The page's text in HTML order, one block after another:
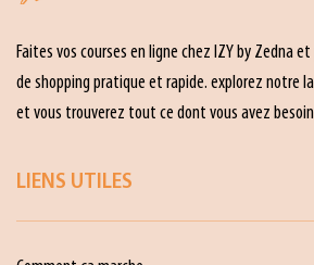
Faites vos courses en ligne chez IZY by Zedna
de shopping pratique et rapide. explorez notre
et vous trouverez tout ce dont vous avez
LIENS UTILES